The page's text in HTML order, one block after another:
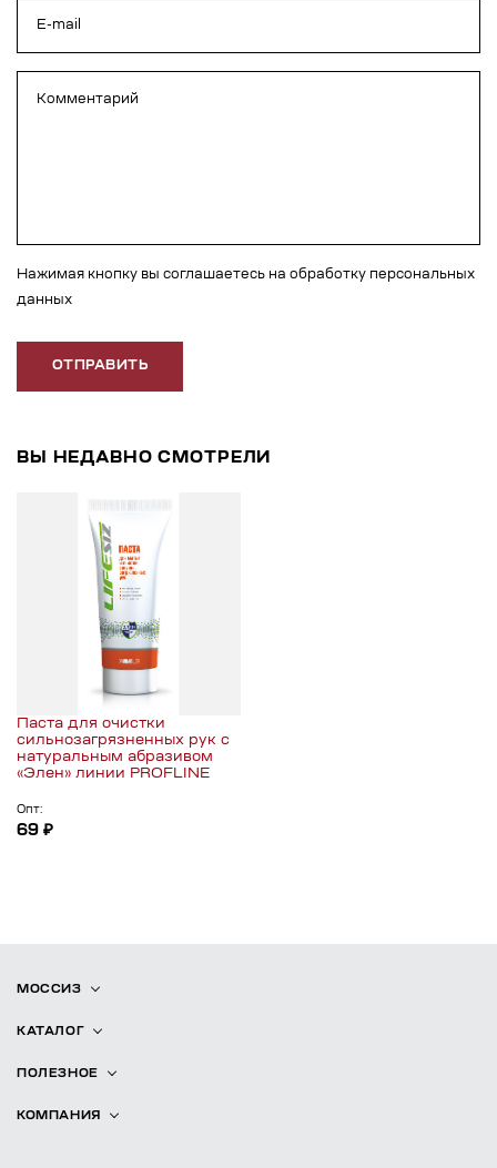
Нажимая кнопку вы соглашаетесь на обработку персональных
данных
ОТПРАВИТЬ
ВЫ НЕДАВНО СМОТРЕЛИ
Паста для очистки
сильнозагрязненных рук с
натуральным абразивом
«Элен» линии PROFLINE
Опт:
69 ₽
МОССИЗ
КАТАЛОГ
ПОЛЕЗНОЕ
КОМПАНИЯ